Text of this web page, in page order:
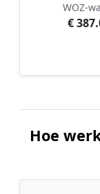
WOZ-
€
Hoe